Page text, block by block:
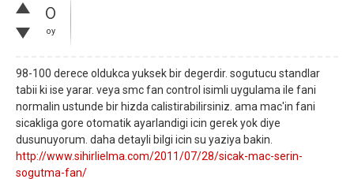
0
oy
98-100 derece oldukca yuksek bir degerdir. sogutucu standlar
tabii ki ise yarar. veya smc fan control isimli uygulama ile fani
normalin ustunde bir hizda calistirabilirsiniz. ama mac'in fani
sicakliga gore otomatik ayarlandigi icin gerek yok diye
dusunuyorum. daha detayli bilgi icin su yaziya bakin.
http://www.sihirlielma.com/2011/07/28/sicak-mac-serin-
sogutma-fan/